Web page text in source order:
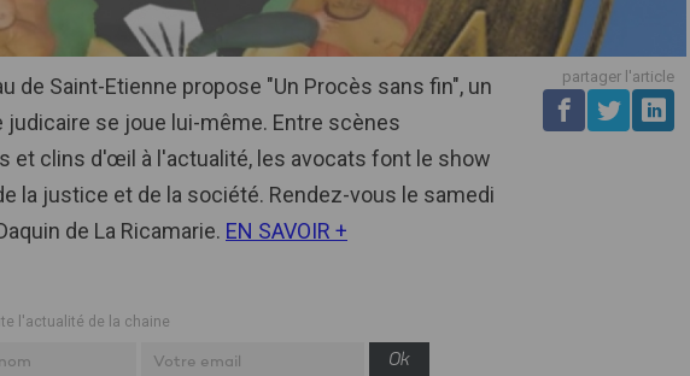
de Saint-Etienne propose "Un Procès sans fin", un
se joue lui-même. Entre scènes
et clins d'œil à l'actualité, les avocats font le show
la justice et de la société. Rendez-vous le samedi
de La Ricamarie. EN SAVOIR +
partager l'article
l'actualité de la chaine
Ok